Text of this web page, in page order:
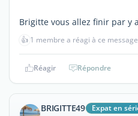
Brigitte vous allez finir par y
👍 1 membre a réagi à ce message
Réagir Répondre
BRIGITTE49 Expat en